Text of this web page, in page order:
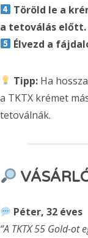
Töröld le a
a tetoválás előtt.
Élvezd a
Tipp: Ha
a TKTX krémet
tetoválnák.
Péter, 32 éves
“A TKTX 55 Gold-ot